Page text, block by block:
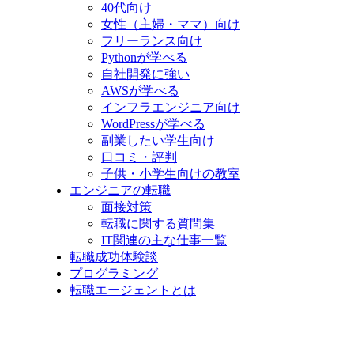
40代向け
女性（主婦・ママ）向け
フリーランス向け
Pythonが学べる
自社開発に強い
AWSが学べる
インフラエンジニア向け
WordPressが学べる
副業したい学生向け
口コミ・評判
子供・小学生向けの教室
エンジニアの転職
面接対策
転職に関する質問集
IT関連の主な仕事一覧
転職成功体験談
プログラミング
転職エージェントとは